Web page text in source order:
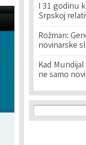
I 31 godinu
Srpskoj
Rožman:
novinarske
Kad
ne samo
Search
Search